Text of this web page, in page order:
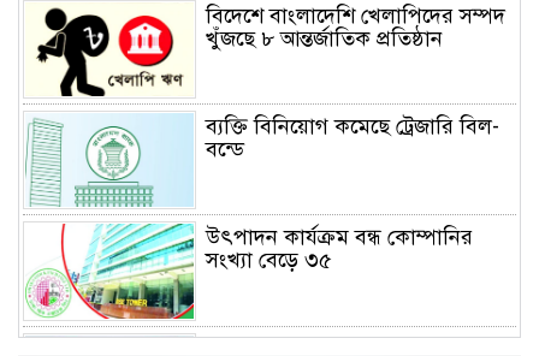
বিদেশে বাংলাদেশি খেলাপিদের সম্পদ
খুঁজছে ৮ আন্তর্জাতিক প্রতিষ্ঠান
ব্যক্তি বিনিয়োগ কমেছে ট্রেজারি বিল-
বন্ডে
উৎপাদন কার্যক্রম বন্ধ কোম্পানির
সংখ্যা বেড়ে ৩৫